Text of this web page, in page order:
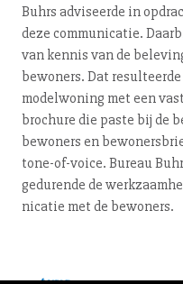
Buhrs adviseerde in
deze com­mu­ni­ca­tie.
van kennis van de
bewoners. Dat
modelwoning met een
brochure die paste bij de
bewoners en
to­ne-of-voi­ce. Bureau
gedurende de
ni­ca­tie met de bewoners.